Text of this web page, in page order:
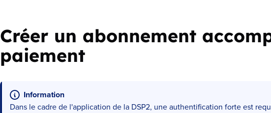
Créer un abonnement
paiement
Information
Dans le cadre de l'application de la DSP2, une authentification forte est